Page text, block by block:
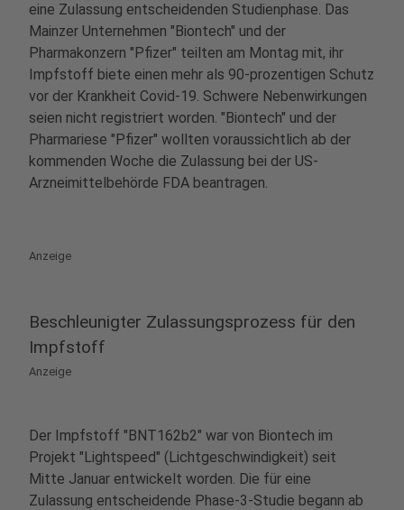
eine Zulassung entscheidenden Studienphase. Das
Mainzer Unternehmen "Biontech" und der
Pharmakonzern "Pfizer" teilten am Montag mit, ihr
Impfstoff biete einen mehr als 90-prozentigen Schutz
vor der Krankheit Covid-19. Schwere Nebenwirkungen
seien nicht registriert worden. "Biontech" und der
Pharmariese "Pfizer" wollten voraussichtlich ab der
kommenden Woche die Zulassung bei der US-
Arzneimittelbehörde FDA beantragen.
Anzeige
Beschleunigter Zulassungsprozess für den
Impfstoff
Anzeige
Der Impfstoff "BNT162b2" war von Biontech im
Projekt "Lightspeed" (Lichtgeschwindigkeit) seit
Mitte Januar entwickelt worden. Die für eine
Zulassung entscheidende Phase-3-Studie begann ab